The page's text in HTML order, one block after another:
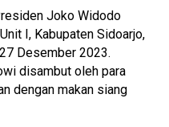
Joko Widodo
I, Kabupaten Sidoarjo,
Desember 2023.
disambut oleh para
dengan makan siang